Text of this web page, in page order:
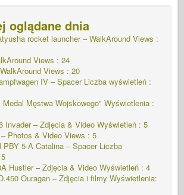
oglądane dnia
rocket launcher – WalkAround Views :
Views : 24
Views : 20
IV – SpacerLiczba wyświetleń :
Medal Męstwa Wojskowego" Wyświetlenia :
Invader – Zdjęcia & Video Wyświetleń : 5
Photos & Video Views : 5
PBY 5-A Catalina – Spacer Liczba
Hustler – Zdjęcia & Video Wyświetleń : 4
Ouragan – Zdjęcia i filmy Wyświetlenia: